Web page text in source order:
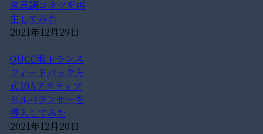
家具調コタツを再
生してみた
2021年12月29日
QUCC製トランス
フィードバック方
式10Aアクティブ
セルバランサーを
導入してみた
2021年12月20日